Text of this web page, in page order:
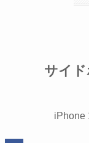
サイ
iPhone